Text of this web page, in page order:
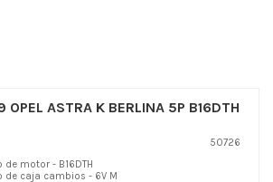
OPEL ASTRA K BERLINA 5P B16DTH
50726
de motor - B16DTH
de caja cambios - 6V M